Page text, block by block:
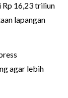
Rp 16,23 triliun
lapangan
agar lebih